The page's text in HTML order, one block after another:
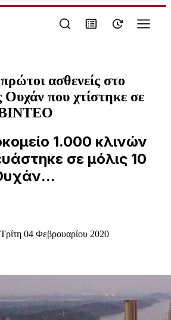
ασθενείς στο
Ουχάν που χτίστηκε σε
1.000 κλινών
σε μόλις 10
04 Φεβρουαρίου 2020